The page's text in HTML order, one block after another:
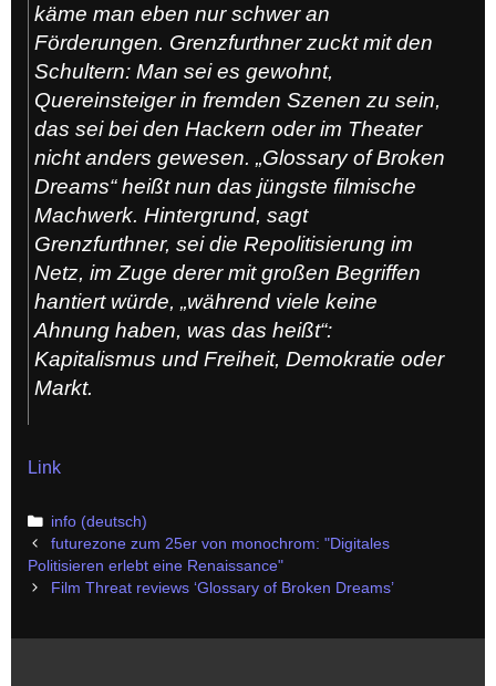
käme man eben nur schwer an
Förderungen. Grenzfurthner zuckt mit den
Schultern: Man sei es gewohnt,
Quereinsteiger in fremden Szenen zu sein,
das sei bei den Hackern oder im Theater
nicht anders gewesen. „Glossary of Broken
Dreams“ heißt nun das jüngste filmische
Machwerk. Hintergrund, sagt
Grenzfurthner, sei die Repolitisierung im
Netz, im Zuge derer mit großen Begriffen
hantiert würde, „während viele keine
Ahnung haben, was das heißt“:
Kapitalismus und Freiheit, Demokratie oder
Markt.
Link
Categories
info (deutsch)
Post
navigation
futurezone zum 25er von monochrom: "Digitales
Politisieren erlebt eine Renaissance"
Film Threat reviews ‘Glossary of Broken Dreams’